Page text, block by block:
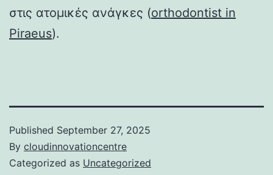
στις ατομικές ανάγκες (orthodontist in
Piraeus).
Published September 27, 2025
By cloudinnovationcentre
Categorized as Uncategorized